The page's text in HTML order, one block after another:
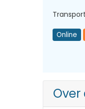
Transport
Online